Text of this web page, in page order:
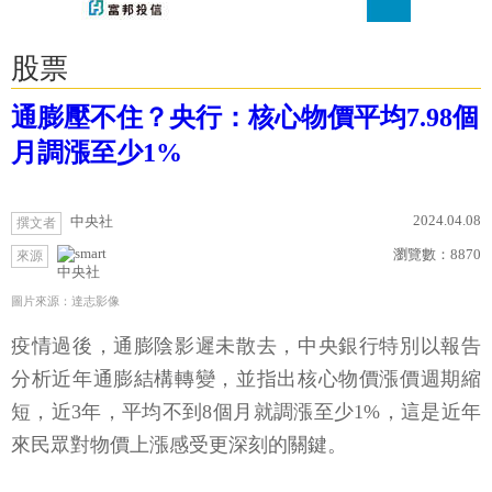
股票
通膨壓不住？央行：核心物價平均7.98個
月調漲至少1%
撰文者 中央社 2024.04.08
來源
中央社
瀏覽數： 8870
圖片來源：達志影像
疫情過後，通膨陰影遲未散去，中央銀行特別以報告
分析近年通膨結構轉變，並指出核心物價漲價週期縮
短，近3年，平均不到8個月就調漲至少1%，這是近年
來民眾對物價上漲感受更深刻的關鍵。